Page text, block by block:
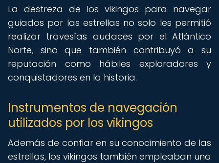
La destreza de los vikingos para navegar
guiados por las estrellas no solo les permitió
realizar travesías audaces por el Atlántico
Norte, sino que también contribuyó a su
reputación como hábiles exploradores y
conquistadores en la historia.
Instrumentos de navegación
utilizados por los vikingos
Además de confiar en su conocimiento de las
estrellas, los vikingos también empleaban una